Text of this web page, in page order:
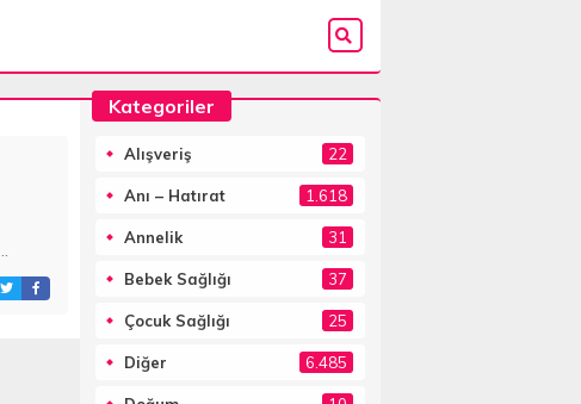
Kategoriler
Alışveriş 22
Anı – Hatırat 1.618
Annelik 31
Bebek Sağlığı 37
Çocuk Sağlığı 25
Diğer 6.485